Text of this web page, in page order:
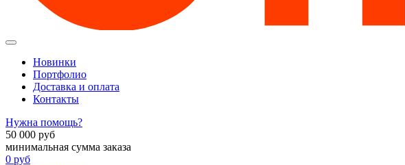
Новинки
Портфолио
Доставка и оплата
Контакты
Нужна помощь?
50 000 руб
минимальная сумма заказа
0 руб